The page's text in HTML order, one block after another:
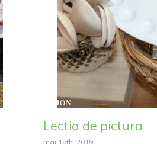
Lectia de pictura
mai 18th, 2019